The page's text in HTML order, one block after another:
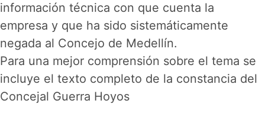
información técnica con que cuenta la
empresa y que ha sido sistemáticamente
negada al Concejo de Medellín.
Para una mejor comprensión sobre el tema se
incluye el texto completo de la constancia del
Concejal Guerra Hoyos